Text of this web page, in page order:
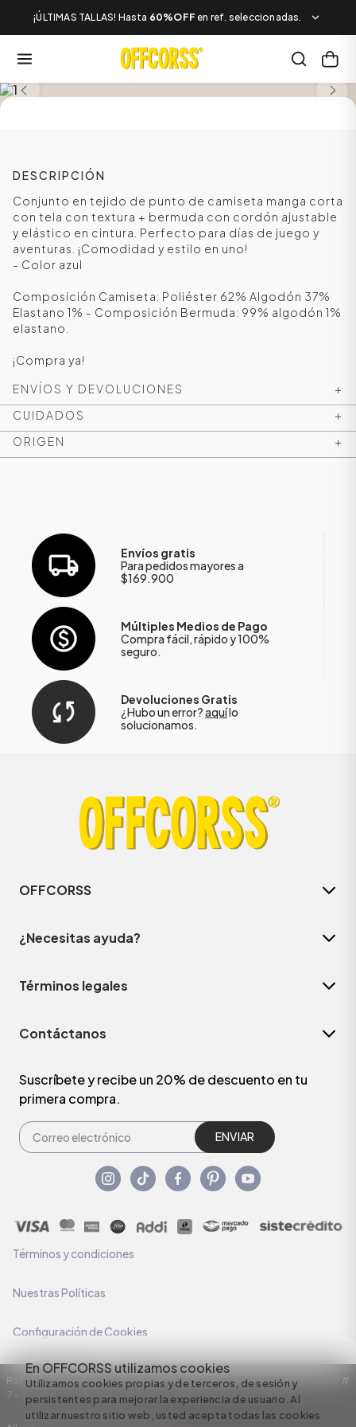
¡ÚLTIMAS TALLAS! Hasta 60%OFF en ref. seleccionadas.
En OFFCORSS utilizamos cookies
Utilizamos cookies propias y de terceros, de sesión y
persistentes para mejorar la experiencia de usuario. Al
utilizar nuestro sitio web, usted acepta todas las cookies
DESCRIPCIÓN
Conjunto en tejido de punto de camiseta manga corta
con tela con textura + bermuda con cordón ajustable
y elástico en cintura. Perfecto para días de juego y
aventuras. ¡Comodidad y estilo en uno!
- Color azul
Composición Camiseta: Poliéster 62% Algodón 37%
Elastano 1% - Composición Bermuda: 99% algodón 1%
elastano.
¡Compra ya!
ENVÍOS Y DEVOLUCIONES
+
CUIDADOS
+
ORIGEN
+
Envíos gratis
Para pedidos mayores a
$169.900
Múltiples Medios de Pago
Compra fácil, rápido y 100%
seguro.
Devoluciones Gratis
¿Hubo un error?aquílo
solucionamos.
OFFCORSS
¿Necesitas ayuda?
Términos legales
Contáctanos
Suscríbete y recibe un 20% de descuento en tu
primera compra.
ENVIAR
Términos y condiciones
Nuestras Políticas
Configuración de Cookies
Razón Social: C.I HERMECO S.A. NIT: 890924167-6 Dirección: Carrera 50 #
7 – 35